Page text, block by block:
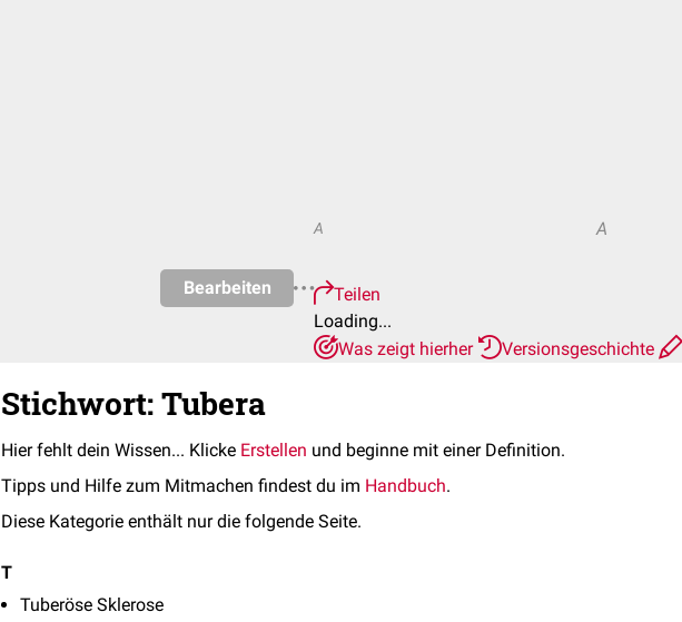
Bearbeiten
A A
Teilen
Loading...
Was zeigt hierher
Versionsgeschichte
Stichwort: Tubera
Hier fehlt dein Wissen... Klicke Erstellen und beginne mit einer Definition.
Tipps und Hilfe zum Mitmachen findest du im Handbuch.
Diese Kategorie enthält nur die folgende Seite.
T
Tuberöse Sklerose